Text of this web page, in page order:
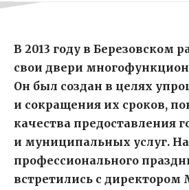
В 2013 году в Березовском
свои двери
Он был создан в целях
и сокращения их сроков,
качества предоставления
и муниципальных услуг.
профессионального
встретились с